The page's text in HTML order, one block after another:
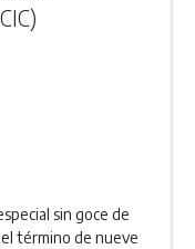
sin goce de
término de nueve